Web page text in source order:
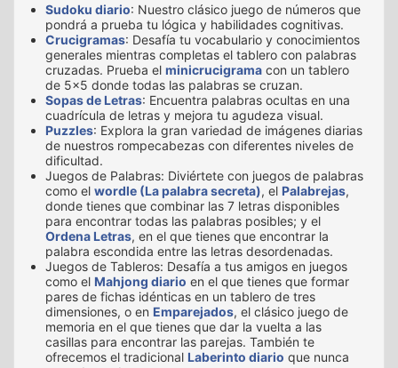
Sudoku diario: Nuestro clásico juego de números que
pondrá a prueba tu lógica y habilidades cognitivas.
Crucigramas: Desafía tu vocabulario y conocimientos
generales mientras completas el tablero con palabras
cruzadas. Prueba el minicrucigrama con un tablero
de 5x5 donde todas las palabras se cruzan.
Sopas de Letras: Encuentra palabras ocultas en una
cuadrícula de letras y mejora tu agudeza visual.
Puzzles: Explora la gran variedad de imágenes diarias
de nuestros rompecabezas con diferentes niveles de
dificultad.
Juegos de Palabras: Diviértete con juegos de palabras
como el wordle (La palabra secreta), el Palabrejas,
donde tienes que combinar las 7 letras disponibles
para encontrar todas las palabras posibles; y el
Ordena Letras, en el que tienes que encontrar la
palabra escondida entre las letras desordenadas.
Juegos de Tableros: Desafía a tus amigos en juegos
como el Mahjong diario en el que tienes que formar
pares de fichas idénticas en un tablero de tres
dimensiones, o en Emparejados, el clásico juego de
memoria en el que tienes que dar la vuelta a las
casillas para encontrar las parejas. También te
ofrecemos el tradicional Laberinto diario que nunca